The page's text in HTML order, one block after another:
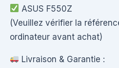
ASUS F550Z
(Veuillez vérifier la
ordinateur avant achat)
Livraison & Garantie :